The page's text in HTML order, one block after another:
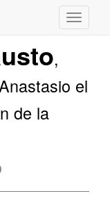
,
el
de la